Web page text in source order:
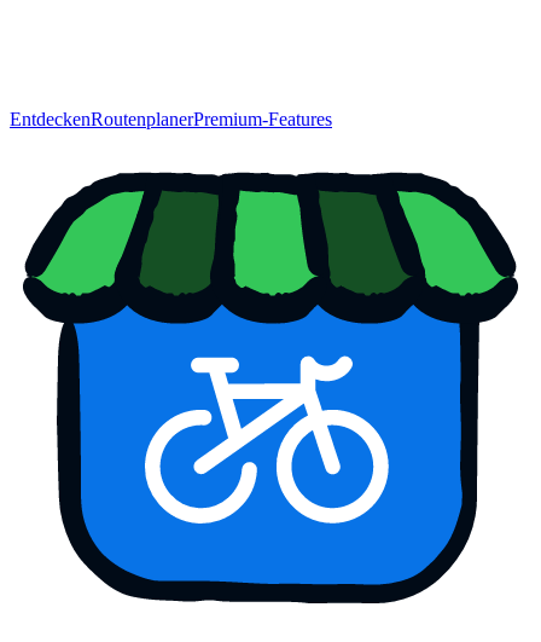
EntdeckenRoutenplanerPremium-Features